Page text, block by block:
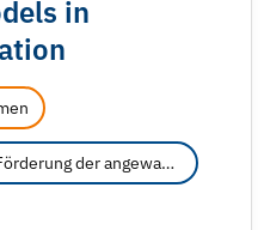
in
Fraunhofer-Gesellschaft zur Förderung der angewandten Forschung e.V.